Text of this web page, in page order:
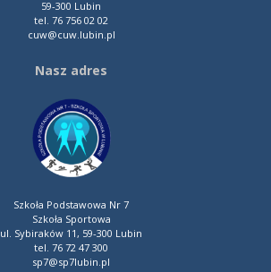
59-300 Lubin
tel. 76 756 02 02
cuw@cuw.lubin.pl
Nasz adres
Szkoła Podstawowa Nr 7
Szkoła Sportowa
ul. Sybiraków 11, 59-300 Lubin
tel. 76 72 47 300
sp7@sp7lubin.pl